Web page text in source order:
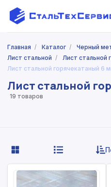
Главная / Каталог / Черный
Лист стальной / Лист стальной
Лист стальной горячекатаный 6
Лист стальной
19 товаров